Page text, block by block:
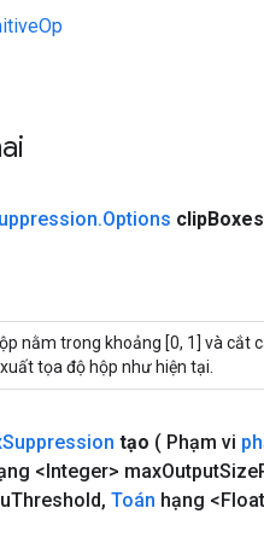
.Options clipBoxes
nằm trong khoảng [0, 1] và cắt
tọa độ hộp như hiện tại.
Suppression tạo ( Phạm vi
<Integer> maxOutputSize
Threshold, Toán hạng